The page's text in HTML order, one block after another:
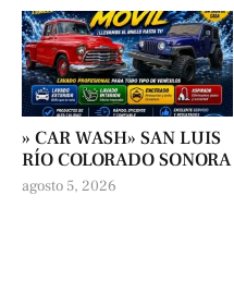
» CAR WASH» SAN LUIS
RÍO COLORADO SONORA
agosto 5, 2026